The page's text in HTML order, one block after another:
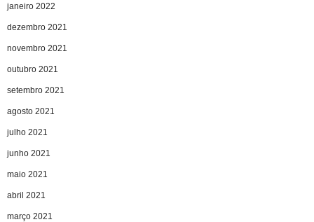
janeiro 2022
dezembro 2021
novembro 2021
outubro 2021
setembro 2021
agosto 2021
julho 2021
junho 2021
maio 2021
abril 2021
março 2021